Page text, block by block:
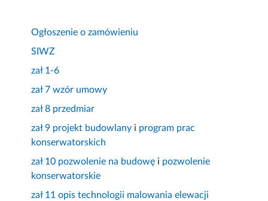
Ogłoszenie o zamówieniu
SIWZ
zał 1-6
zał 7 wzór umowy
zał 8 przedmiar
zał 9 projekt budowlany i program prac
konserwatorskich
zał 10 pozwolenie na budowę i pozwolenie
konserwatorskie
zał 11 opis technologii malowania elewacji